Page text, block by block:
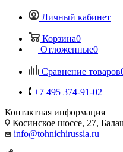
Личный кабинет
Корзина0
Отложенные0
Сравнение товаров
+7 495 374-91-02
Контактная информация
Косинское шоссе, 27,
info@tohnichirussia.ru